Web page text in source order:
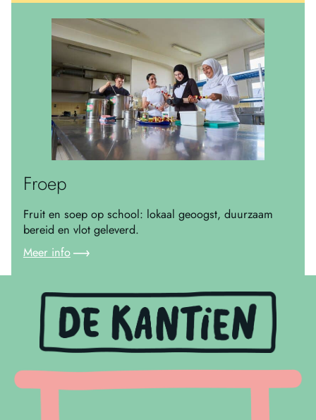
Froep
Fruit en soep op school: lokaal geoogst, duurzaam
bereid en vlot geleverd.
Meer info